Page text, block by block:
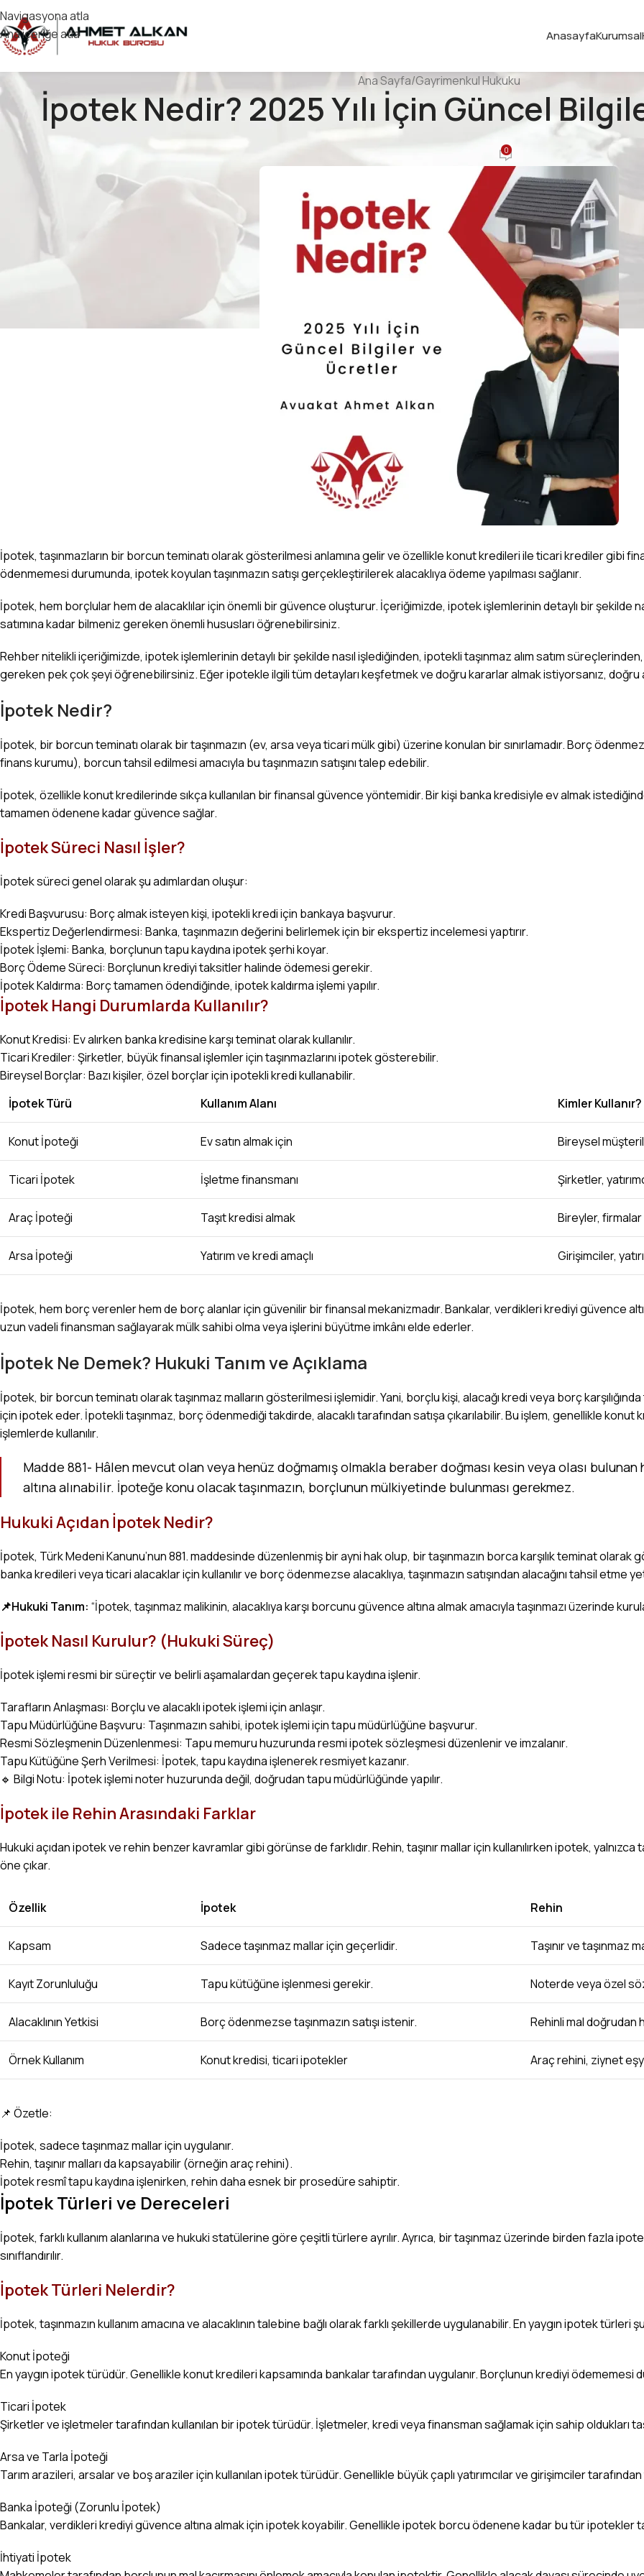
Navigasyona atla
Ana içeriğe atla
AnasayfaKurumsal
Ana Sayfa Gayrimenkul Hukuku
İpotek Nedir? 2025 Yılı İçin Güncel
0
İpotek, taşınmazların bir borcun teminatı olarak gösterilmesi anlamına gelir ve özellikle konut kredileri ile ticari krediler gibi
ödenmemesi durumunda, ipotek koyulan taşınmazın satışı gerçekleştirilerek alacaklıya ödeme yapılması sağlanır.
İpotek, hem borçlular hem de alacaklılar için önemli bir güvence oluşturur. İçeriğimizde, ipotek işlemlerinin detaylı bir şekilde
satımına kadar bilmeniz gereken önemli hususları öğrenebilirsiniz.
Rehber nitelikli içeriğimizde, ipotek işlemlerinin detaylı bir şekilde nasıl işlediğinden, ipotekli taşınmaz alım satım
gereken pek çok şeyi öğrenebilirsiniz. Eğer ipotekle ilgili tüm detayları keşfetmek ve doğru kararlar almak istiyorsanız,
İpotek Nedir?
İpotek, bir borcun teminatı olarak bir taşınmazın (ev, arsa veya ticari mülk gibi) üzerine konulan bir sınırlamadır. Borç
finans kurumu), borcun tahsil edilmesi amacıyla bu taşınmazın satışını talep edebilir.
İpotek, özellikle konut kredilerinde sıkça kullanılan bir finansal güvence yöntemidir. Bir kişi banka kredisiyle ev almak
tamamen ödenene kadar güvence sağlar.
İpotek Süreci Nasıl İşler?
İpotek süreci genel olarak şu adımlardan oluşur:
Kredi Başvurusu: Borç almak isteyen kişi, ipotekli kredi için bankaya başvurur.
Ekspertiz Değerlendirmesi: Banka, taşınmazın değerini belirlemek için bir ekspertiz incelemesi yaptırır.
İpotek İşlemi: Banka, borçlunun tapu kaydına ipotek şerhi koyar.
Borç Ödeme Süreci: Borçlunun krediyi taksitler halinde ödemesi gerekir.
İpotek Kaldırma: Borç tamamen ödendiğinde, ipotek kaldırma işlemi yapılır.
İpotek Hangi Durumlarda Kullanılır?
Konut Kredisi: Ev alırken banka kredisine karşı teminat olarak kullanılır.
Ticari Krediler: Şirketler, büyük finansal işlemler için taşınmazlarını ipotek gösterebilir.
Bireysel Borçlar: Bazı kişiler, özel borçlar için ipotekli kredi kullanabilir.
İpotek Türü
Kullanım Alanı Kimler Kullanır?
Konut İpoteği Ev satın almak için Bireysel
Ticari İpotek İşletme finansmanı Şirketler,
Araç İpoteği Taşıt kredisi almak Bireyler, firmalar
Arsa İpoteği Yatırım ve kredi amaçlı Girişimciler,
İpotek, hem borç verenler hem de borç alanlar için güvenilir bir finansal mekanizmadır. Bankalar, verdikleri krediyi güvence
uzun vadeli finansman sağlayarak mülk sahibi olma veya işlerini büyütme imkânı elde ederler.
İpotek Ne Demek? Hukuki Tanım ve Açıklama
İpotek, bir borcun teminatı olarak taşınmaz malların gösterilmesi işlemidir. Yani, borçlu kişi, alacağı kredi veya borç karşılığında
için ipotek eder. İpotekli taşınmaz, borç ödenmediği takdirde, alacaklı tarafından satışa çıkarılabilir. Bu işlem, genellikle
işlemlerde kullanılır.
Madde 881- Hâlen mevcut olan veya henüz doğmamış olmakla beraber doğması kesin veya olası
altına alınabilir. İpoteğe konu olacak taşınmazın, borçlunun mülkiyetinde bulunması gerekmez.
Hukuki Açıdan İpotek Nedir?
İpotek, Türk Medeni Kanunu’nun 881. maddesinde düzenlenmiş bir ayni hak olup, bir taşınmazın borca karşılık teminat
banka kredileri veya ticari alacaklar için kullanılır ve borç ödenmezse alacaklıya, taşınmazın satışından alacağını tahsil etme
📌Hukuki Tanım: “İpotek, taşınmaz malikinin, alacaklıya karşı borcunu güvence altına almak amacıyla taşınmazı üzerinde
İpotek Nasıl Kurulur? (Hukuki Süreç)
İpotek işlemi resmi bir süreçtir ve belirli aşamalardan geçerek tapu kaydına işlenir.
Tarafların Anlaşması: Borçlu ve alacaklı ipotek işlemi için anlaşır.
Tapu Müdürlüğüne Başvuru: Taşınmazın sahibi, ipotek işlemi için tapu müdürlüğüne başvurur.
Resmi Sözleşmenin Düzenlenmesi: Tapu memuru huzurunda resmi ipotek sözleşmesi düzenlenir ve imzalanır.
Tapu Kütüğüne Şerh Verilmesi: İpotek, tapu kaydına işlenerek resmiyet kazanır.
🔹 Bilgi Notu: İpotek işlemi noter huzurunda değil, doğrudan tapu müdürlüğünde yapılır.
İpotek ile Rehin Arasındaki Farklar
Hukuki açıdan ipotek ve rehin benzer kavramlar gibi görünse de farklıdır. Rehin, taşınır mallar için kullanılırken ipotek,
öne çıkar.
Özellik İpotek Rehin
Kapsam Sadece taşınmaz mallar için geçerlidir. Taşınır ve taşınmaz
Kayıt Zorunluluğu Tapu kütüğüne işlenmesi gerekir. Noterde veya özel
Alacaklının Yetkisi Borç ödenmezse taşınmazın satışı istenir. Rehinli mal doğrudan
Örnek Kullanım Konut kredisi, ticari ipotekler Araç rehini, ziynet
📌 Özetle:
İpotek, sadece taşınmaz mallar için uygulanır.
Rehin, taşınır malları da kapsayabilir (örneğin araç rehini).
İpotek resmî tapu kaydına işlenirken, rehin daha esnek bir prosedüre sahiptir.
İpotek Türleri ve Dereceleri
İpotek, farklı kullanım alanlarına ve hukuki statülerine göre çeşitli türlere ayrılır. Ayrıca, bir taşınmaz üzerinde birden fazla
sınıflandırılır.
İpotek Türleri Nelerdir?
İpotek, taşınmazın kullanım amacına ve alacaklının talebine bağlı olarak farklı şekillerde uygulanabilir. En yaygın ipotek türleri
Konut İpoteği
En yaygın ipotek türüdür. Genellikle konut kredileri kapsamında bankalar tarafından uygulanır. Borçlunun krediyi ödememesi
Ticari İpotek
Şirketler ve işletmeler tarafından kullanılan bir ipotek türüdür. İşletmeler, kredi veya finansman sağlamak için sahip oldukları
Arsa ve Tarla İpoteği
Tarım arazileri, arsalar ve boş araziler için kullanılan ipotek türüdür. Genellikle büyük çaplı yatırımcılar ve girişimciler
Banka İpoteği (Zorunlu İpotek)
Bankalar, verdikleri krediyi güvence altına almak için ipotek koyabilir. Genellikle ipotek borcu ödenene kadar bu tür ipotekler
İhtiyati İpotek